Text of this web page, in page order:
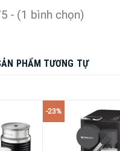
EN 167.W
nhiệt giúp làm nóng nước
19 bar đảm bảo kết quả
- (1 bình chọn)
PHẨM TƯƠNG TỰ
-23%